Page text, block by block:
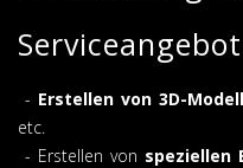
- Erstellen von 3D-
etc.
- Erstellen von speziellen